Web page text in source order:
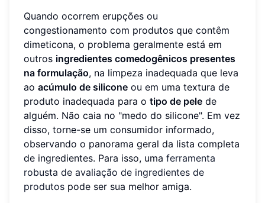
Quando ocorrem erupções ou
congestionamento com produtos que contêm
dimeticona, o problema geralmente está em
outros ingredientes comedogênicos presentes
na formulação, na limpeza inadequada que leva
ao acúmulo de silicone ou em uma textura de
produto inadequada para o tipo de pele de
alguém. Não caia no "medo do silicone". Em vez
disso, torne-se um consumidor informado,
observando o panorama geral da lista completa
de ingredientes. Para isso, uma ferramenta
robusta de avaliação de ingredientes de
produtos pode ser sua melhor amiga.